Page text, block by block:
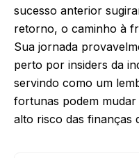
sucesso anterior
retorno, o caminho à
Sua jornada
perto por insiders da
servindo como um
fortunas podem
alto risco das finanças